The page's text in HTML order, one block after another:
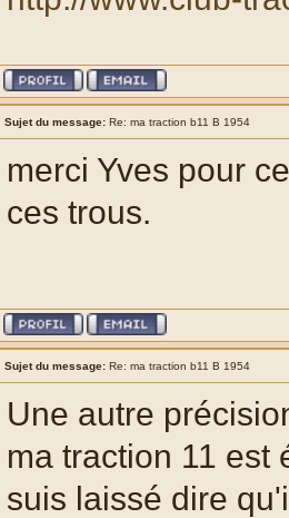
Sujet du message: Re: ma traction b11 B 1954
merci Yves pour
ces trous.
Sujet du message: Re: ma traction b11 B 1954
Une autre
ma traction 11 est
suis laissé dire